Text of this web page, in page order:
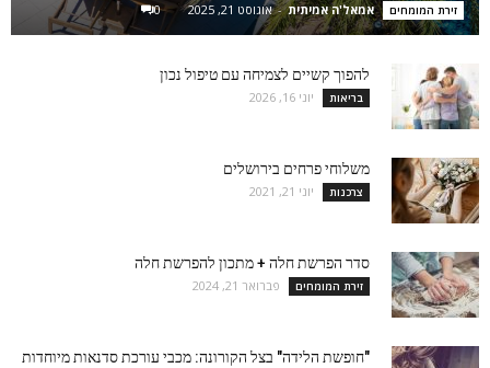
זירת המומחים אמאל'ה אמיתית - אוגוסט 21, 2025 0
להפוך קשיים לצמיחה עם טיפול נכון
בריאות יוני 16, 2026
משלוחי פרחים בירושלים
צרכנות יוני 21, 2021
סדר הפרשת חלה + מתכון להפרשת חלה
זירת המומחים פברואר 21, 2024
"חופשת הלידה" בצל הקורונה: מכבי עורכת סדנאות מיוחדות